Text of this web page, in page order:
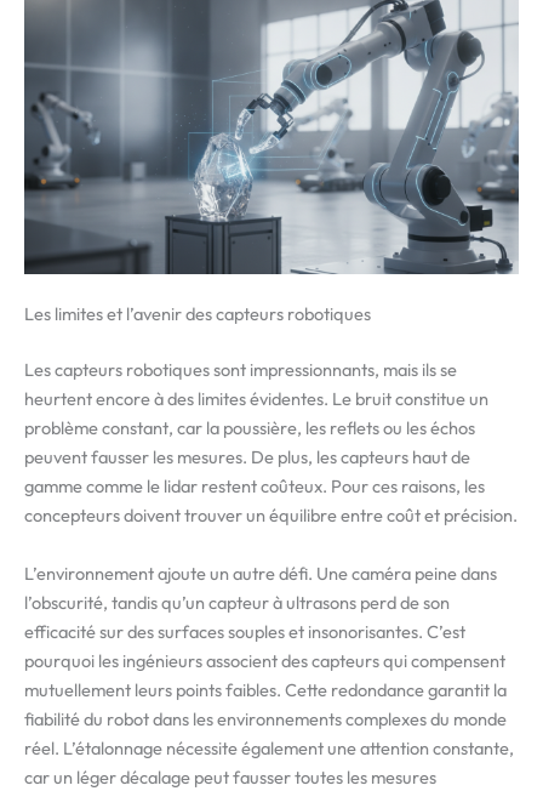
Les limites et l’avenir des capteurs robotiques
Les capteurs robotiques sont impressionnants, mais ils se
heurtent encore à des limites évidentes. Le bruit constitue un
problème constant, car la poussière, les reflets ou les échos
peuvent fausser les mesures. De plus, les capteurs haut de
gamme comme le lidar restent coûteux. Pour ces raisons, les
concepteurs doivent trouver un équilibre entre coût et précision.
L’environnement ajoute un autre défi. Une caméra peine dans
l’obscurité, tandis qu’un capteur à ultrasons perd de son
efficacité sur des surfaces souples et insonorisantes. C’est
pourquoi les ingénieurs associent des capteurs qui compensent
mutuellement leurs points faibles. Cette redondance garantit la
fiabilité du robot dans les environnements complexes du monde
réel. L’étalonnage nécessite également une attention constante,
car un léger décalage peut fausser toutes les mesures